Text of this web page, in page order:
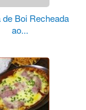
de Boi Recheada
ao...